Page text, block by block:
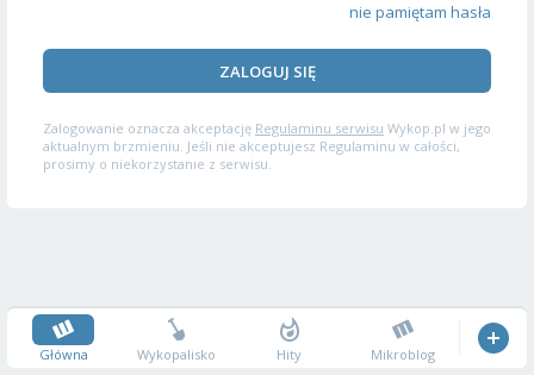
nie pamiętam hasła
ZALOGUJ SIĘ
Zalogowanie oznacza akceptację Regulaminu serwisu Wykop.pl w jego
aktualnym brzmieniu. Jeśli nie akceptujesz Regulaminu w całości,
prosimy o niekorzystanie z serwisu.
Główna Wykopalisko Hity Mikroblog